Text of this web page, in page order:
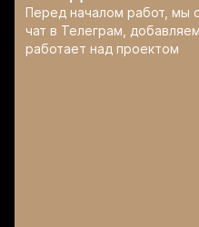
Перед началом работ, мы
чат в Телеграм,
работает над проектом